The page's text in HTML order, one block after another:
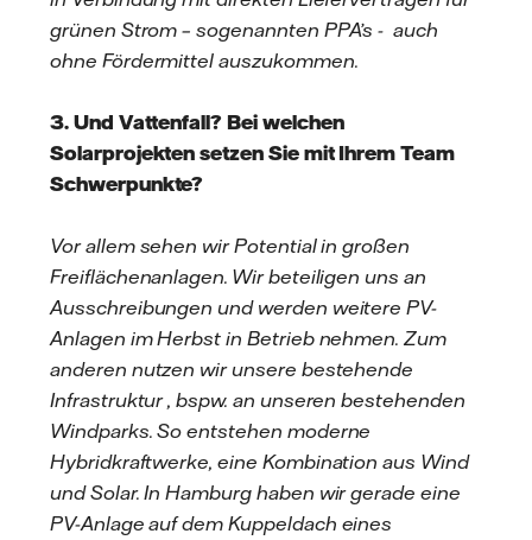
grünen Strom – sogenannten PPA’s - auch
ohne Fördermittel auszukommen.
3. Und Vattenfall? Bei welchen
Solarprojekten setzen Sie mit Ihrem Team
Schwerpunkte?
Vor allem sehen wir Potential in großen
Freiflächenanlagen. Wir beteiligen uns an
Ausschreibungen und werden weitere PV-
Anlagen im Herbst in Betrieb nehmen. Zum
anderen nutzen wir unsere bestehende
Infrastruktur , bspw. an unseren bestehenden
Windparks. So entstehen moderne
Hybridkraftwerke, eine Kombination aus Wind
und Solar. In Hamburg haben wir gerade eine
PV-Anlage auf dem Kuppeldach eines